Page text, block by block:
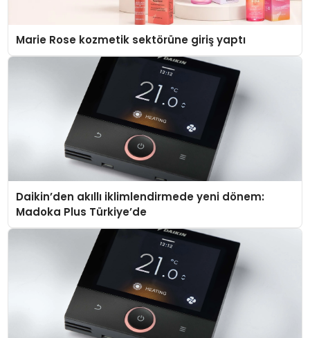
Marie Rose kozmetik sektörüne giriş yaptı
Daikin’den akıllı iklimlendirmede yeni dönem:
Madoka Plus Türkiye’de